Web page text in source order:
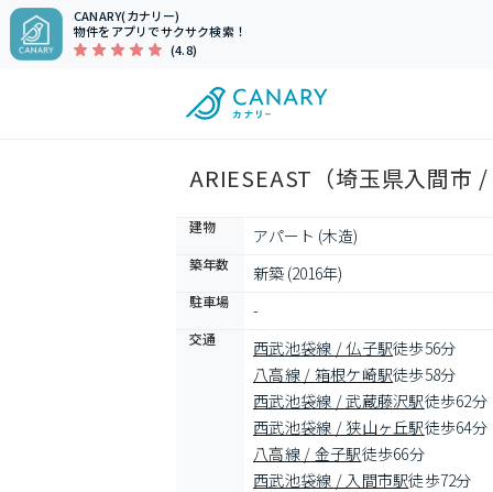
CANARY(カナリー)
物件をアプリでサクサク検索！
(4.8)
ARIESEAST（埼玉県入間市
建物 アパート (木造)
築年数 新築 (2016年)
駐車場 -
交通 西武池袋線 / 仏子駅徒歩56分
八高線 / 箱根ケ崎駅徒歩58分
西武池袋線 / 武蔵藤沢駅徒歩62分
西武池袋線 / 狭山ヶ丘駅徒歩64分
八高線 / 金子駅徒歩66分
西武池袋線 / 入間市駅徒歩72分